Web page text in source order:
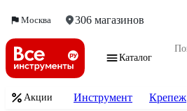
Москва 306 магазинов
Каталог
Акции Инструмент Крепеж